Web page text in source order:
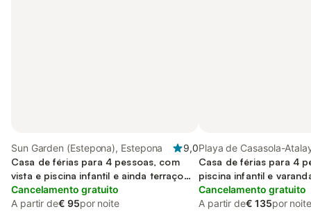
Sun Garden (Estepona), Estepona
9,0
Casa de férias para 4 pessoas, com
vista e piscina infantil e ainda terraço
and jardim
Cancelamento gratuito
A partir de€ 95por noite
Playa de Casasola-
Estepona
Casa de férias para 4
piscina infantil e
Cancelamento gratuito
A partir de€ 135por noite